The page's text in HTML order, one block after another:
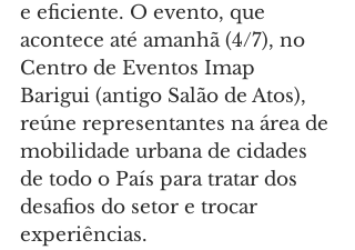
e eficiente. O evento, que
acontece até amanhã (4/7), no
Centro de Eventos Imap
Barigui (antigo Salão de Atos),
reúne representantes na área de
mobilidade urbana de cidades
de todo o País para tratar dos
desafios do setor e trocar
experiências.